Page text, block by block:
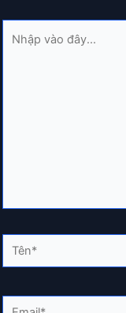
Tên*
Email*